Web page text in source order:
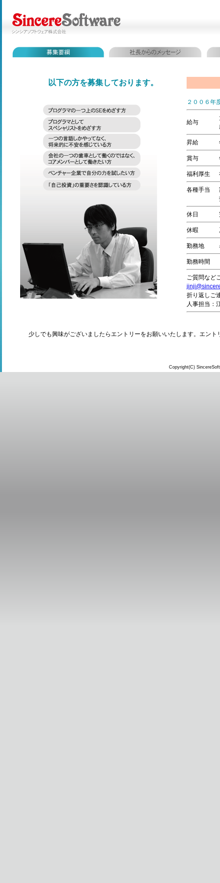
以下の方を募集しております。
２００６
給与
昇給
賞与
福利厚生
各種手当
休日
休暇
勤務地
勤務時間
ご質問など
折り返しご
人事担当
少しでも興味がございましたらエントリーをお願いいたします。エント
Copyright(C)